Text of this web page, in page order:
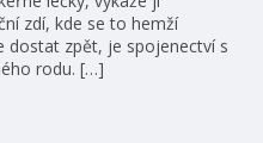
zdí, kde se to hemží
dostat zpět, je spojenectví s
rodu. […]